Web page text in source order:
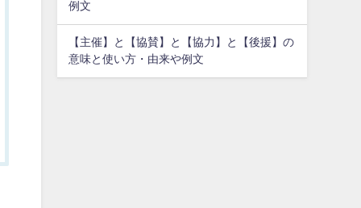
例文
【主催】と【協賛】と【協力】と【後援】の
意味と使い方・由来や例文